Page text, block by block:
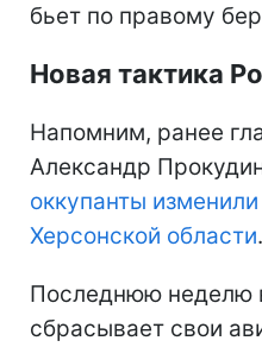
бьет по правому
Новая тактика
Напомним, ранее
Александр
оккупанты
Херсонской области.
Последнюю неделю
сбрасывает свои